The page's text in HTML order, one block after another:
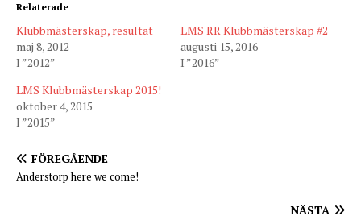
Relaterade
Klubbmästerskap, resultat
maj 8, 2012
I ”2012”
LMS RR Klubbmästerskap #2
augusti 15, 2016
I ”2016”
LMS Klubbmästerskap 2015!
oktober 4, 2015
I ”2015”
FÖREGÅENDE
Anderstorp here we come!
NÄSTA